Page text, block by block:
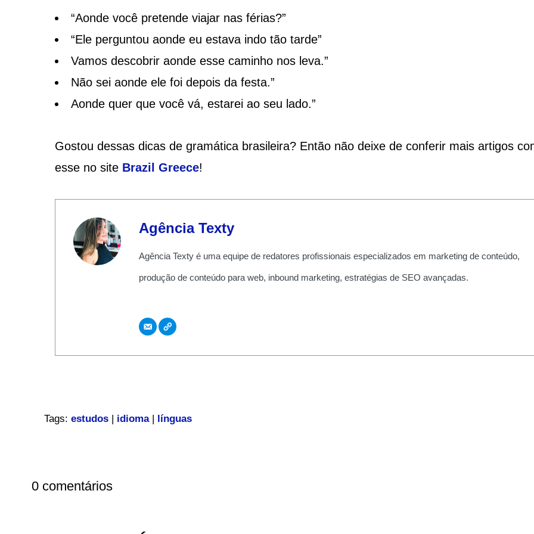
“Aonde você pretende viajar nas férias?”
“Ele perguntou aonde eu estava indo tão tarde”
Vamos descobrir aonde esse caminho nos leva.”
Não sei aonde ele foi depois da festa.”
Aonde quer que você vá, estarei ao seu lado.”
Gostou dessas dicas de gramática brasileira? Então não deixe de conferir mais artigos
esse no site Brazil Greece!
Agência Texty
Agência Texty é uma equipe de redatores profissionais especializados em marketing de conteúdo,
produção de conteúdo para web, inbound marketing, estratégias de SEO avançadas.
Tags: estudos| idioma| línguas
0 comentários